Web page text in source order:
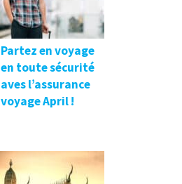
Partez en voyage
en toute sécurité
aves l’assurance
voyage April !